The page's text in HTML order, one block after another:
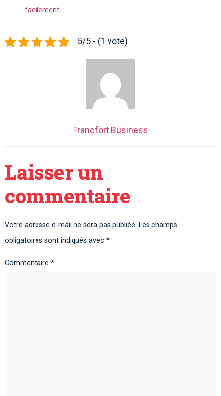
facilement
5/5 - (1 vote)
Francfort Business
Laisser un
commentaire
Votre adresse e-mail ne sera pas publiée. Les champs
obligatoires sont indiqués avec *
Commentaire *